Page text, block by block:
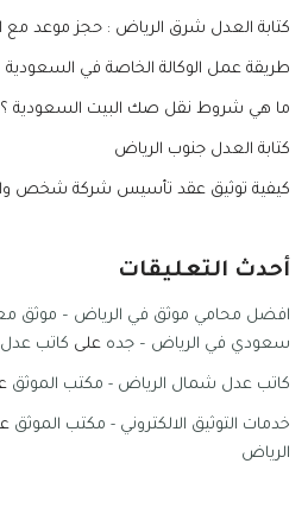
كتابة العدل شرق الرياض : حجز موعد مع
طريقة عمل الوكالة الخاصة في السعودية
ما هي شروط نقل صك البيت السعودية ؟
كتابة العدل جنوب الرياض
كيفية توثيق عقد تأسيس شركة شخص
أحدث التعليقات
افضل محامي موثق في الرياض – موثق
سعودي في الرياض – جده على كاتب
كاتب عدل شمال الرياض - مكتب الموثق
خدمات التوثيق الالكتروني - مكتب الموثق
الرياض